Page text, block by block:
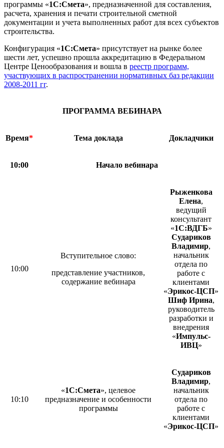
программы «1С:Смета», предназначенной для составления,
расчета, хранения и печати строительной сметной
документации и учета выполненных работ для всех субъектов
строительства.
Конфигурация «1С:Смета» присутствует на рынке более
шести лет, успешно прошла аккредитацию в Федеральном
Центре Ценообразования и вошла в реестр программ,
участвующих в распространении нормативных баз редакции
2008-2011 гг.
ПРОГРАММА ВЕБИНАРА
Время* Тема доклада Докладчики
10:00 Начало вебинара
10:00
Вступительное слово:
представление участников,
содержание вебинара
Рыженкова
Елена,
ведущий
консультант
«1С:ВДГБ»
Судариков
Владимир,
начальник
отдела по
работе с
клиентами
«Эрикос-ЦСП»
Шиф Ирина,
руководитель
разработки и
внедрения
«Импульс-
ИВЦ»
10:10
«1С:Смета», целевое
предназначение и особенности
программы
Судариков
Владимир,
начальник
отдела по
работе с
клиентами
«Эрикос-ЦСП»